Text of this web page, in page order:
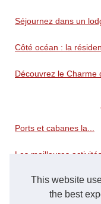
This website
the best
Séjournez dans un
Côté océan : la
Découvrez le Charme
Ports et cabanes la...
Les meilleures
Observer la faune et